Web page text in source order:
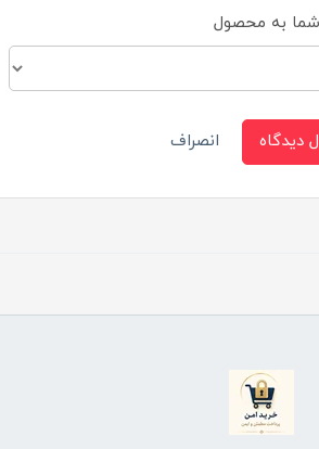
شما به محصول
دیدگاه انصراف